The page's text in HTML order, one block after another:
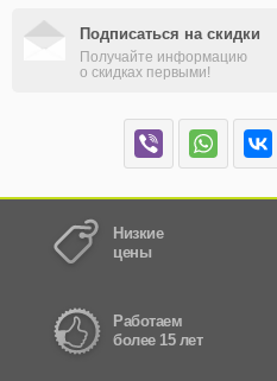
Подписаться на скидки
Получайте информацию
о скидках первыми!
Низкие
цены
Работаем
более 15 лет